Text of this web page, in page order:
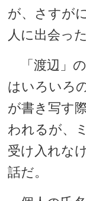
が、さすが
人に出会っ
「渡辺」の
はいろいろ
が書き写す
われるが、
受け入れな
話だ。